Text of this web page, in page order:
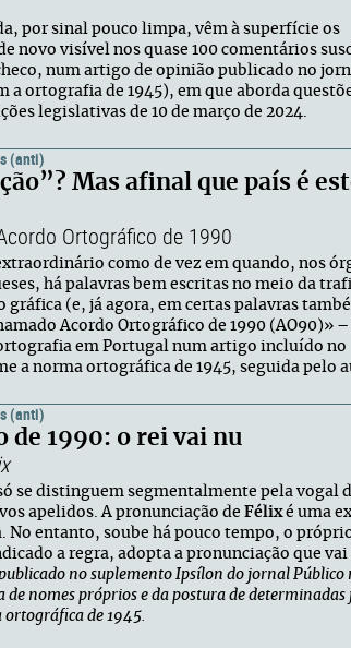
por sinal pouco limpa, vêm à superfície os
novo visível nos quase 100 comentários
num artigo de opinião publicado no
a ortografia de 1945), em que aborda
legislativas de 10 de março de 2024.
(anti)
Mas afinal que país é
Ortográfico de 1990
como de vez em quando, nos
há palavras bem escritas no meio da
(e, já agora, em certas palavras
Acordo Ortográfico de 1990 (AO90)»
em Portugal num artigo incluído no
a norma ortográfica de 1945, seguida pelo
(anti)
de 1990: o rei vai nu
se distinguem segmentalmente pela vogal
apelidos. A pronunciação de Félixé uma
entanto, soube há pouco tempo, o
a regra, adopta a pronunciação que
no suplemento Ipsílon do jornal Público
nomes próprios e da postura de determinadas
ortográfica de 1945.